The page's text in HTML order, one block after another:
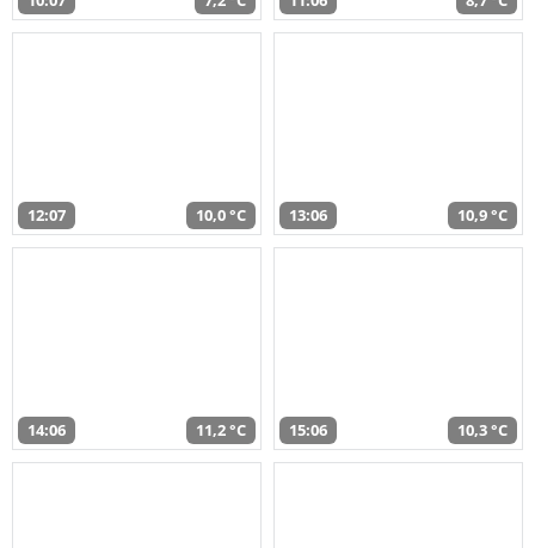
12:07 10,0 °C 13:06 10,9 °C
14:06 11,2 °C 15:06 10,3 °C